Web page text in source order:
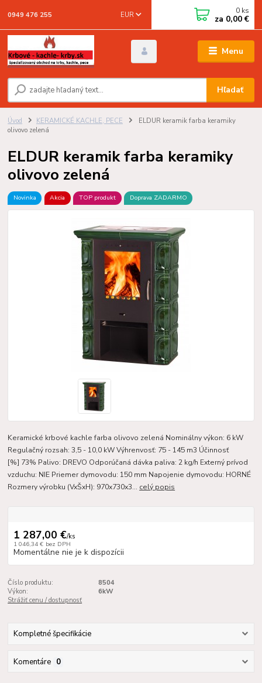
Menu
EUR
Hľadať
0949 476 255 0 ks
za 0,00 €
Úvod KERAMICKÉ KACHLE, PECE
ELDUR keramik farba keramiky
olivovo zelená
ELDUR keramik farba keramiky
olivovo zelená
Novinka Akcia TOP produkt Doprava ZADARMO
Keramické krbové kachle farba olivovo zelená Nominálny výkon: 6 kW
Regulačný rozsah: 3,5 - 10,0 kW Výhrenvosť: 75 - 145 m3 Účinnosť
[%] 73% Palivo: DREVO Odporúčaná dávka paliva: 2 kg/h Externý prívod
vzduchu: NIE Priemer dymovodu: 150 mm Napojenie dymovodu: HORNÉ
Rozmery výrobku (VxŠxH): 970x730x3... celý popis
1 287,00 €/ks
1 046,34 € bez DPH
Momentálne nie je k dispozícii
Číslo produktu:
8504
Výkon:
6kW
Strážiť cenu / dostupnosť
Kompletné špecifikácie
Komentáre 0